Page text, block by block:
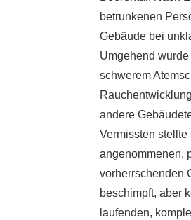
betrunkenen
Gebäude bei
Umgehend
schwerem
andere
Vermissten
angenommenen,
vorherrschenden
beschimpft, aber
laufenden,